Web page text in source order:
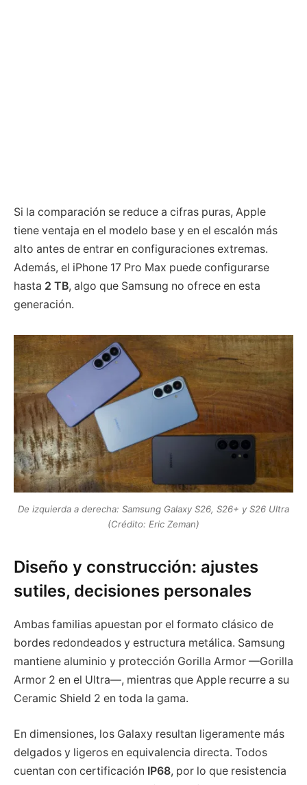
Si la comparación se reduce a cifras puras, Apple
tiene ventaja en el modelo base y en el escalón más
alto antes de entrar en configuraciones extremas.
Además, el iPhone 17 Pro Max puede configurarse
hasta 2 TB, algo que Samsung no ofrece en esta
generación.
De izquierda a derecha: Samsung Galaxy S26, S26+ y S26 Ultra
(Crédito: Eric Zeman)
Diseño y construcción: ajustes
sutiles, decisiones personales
Ambas familias apuestan por el formato clásico de
bordes redondeados y estructura metálica. Samsung
mantiene aluminio y protección Gorilla Armor —Gorilla
Armor 2 en el Ultra—, mientras que Apple recurre a su
Ceramic Shield 2 en toda la gama.
En dimensiones, los Galaxy resultan ligeramente más
delgados y ligeros en equivalencia directa. Todos
cuentan con certificación IP68, por lo que resistencia